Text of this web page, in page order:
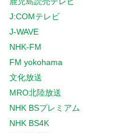
J:COMテレビ
J-WAVE
NHK-FM
FM yokohama
文化放送
MRO北陸放送
NHK BSプレミアム
NHK BS4K